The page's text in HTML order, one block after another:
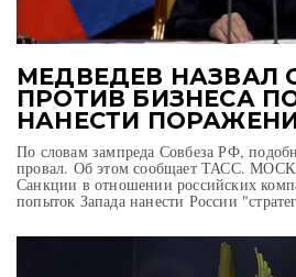
МЕДВЕДЕВ НАЗВАЛ
ПРОТИВ БИЗНЕСА
НАНЕСТИ
По словам зампреда Совбеза РФ,
провал. Об этом сообщает ТАСС.
Санкции в отношении российских
попыток Запада нанести России